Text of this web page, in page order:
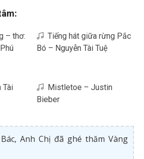
– thơ:
Tiếng hát giữa rừng Pắc
Bó – Nguyễn Tài Tuệ
Tài
Mistletoe – Justin
Bieber
Anh Chị đã ghé thăm Vàng